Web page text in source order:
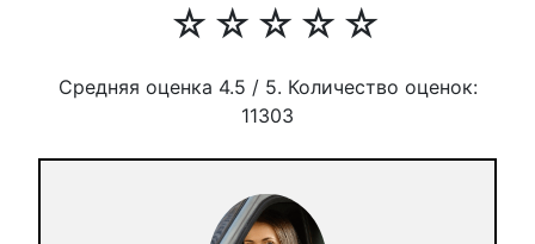
☆
☆
☆
☆
☆
Средняя оценка 4.5 / 5. Количество оценок:
11303